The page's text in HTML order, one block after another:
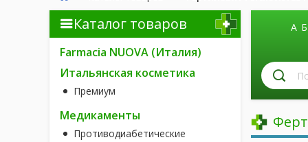
Каталог товаров
Farmacia NUOVA (Италия)
Итальянская косметика
Премиум
Медикаменты
Противодиабетические
А Б